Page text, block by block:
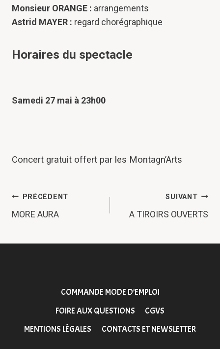
Monsieur ORANGE : arrangements
Astrid MAYER : regard chorégraphique
Horaires du spectacle
Samedi 27 mai à 23h00
Concert gratuit offert par les Montagn’Arts
NAVIGATION
DE
PRÉCÉDENT
MORE AURA
SUIVANT
A TIROIRS OUVERTS
COMMANDE MODE D’EMPLOI
FOIRE AUX QUESTIONS
CGVS
MENTIONS LÉGALES
CONTACTS ET NEWSLETTER